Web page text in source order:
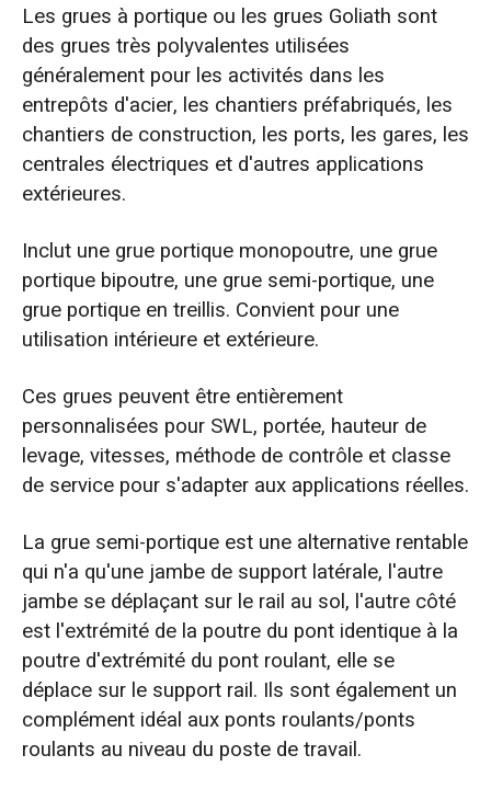
Les grues à portique ou les grues Goliath sont
des grues très polyvalentes utilisées
généralement pour les activités dans les
entrepôts d'acier, les chantiers préfabriqués, les
chantiers de construction, les ports, les gares, les
centrales électriques et d'autres applications
extérieures.
Inclut une grue portique monopoutre, une grue
portique bipoutre, une grue semi-portique, une
grue portique en treillis. Convient pour une
utilisation intérieure et extérieure.
Ces grues peuvent être entièrement
personnalisées pour SWL, portée, hauteur de
levage, vitesses, méthode de contrôle et classe
de service pour s'adapter aux applications réelles.
La grue semi-portique est une alternative rentable
qui n'a qu'une jambe de support latérale, l'autre
jambe se déplaçant sur le rail au sol, l'autre côté
est l'extrémité de la poutre du pont identique à la
poutre d'extrémité du pont roulant, elle se
déplace sur le support rail. Ils sont également un
complément idéal aux ponts roulants/ponts
roulants au niveau du poste de travail.